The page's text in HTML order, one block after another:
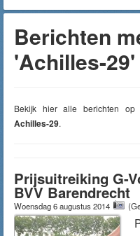
Berichten
'Achilles-29'
Bekijk hier alle berichten op
Achilles-29.
Prijsuitreiking G-
BVV Barendrecht
Woensdag 6 augustus 2014